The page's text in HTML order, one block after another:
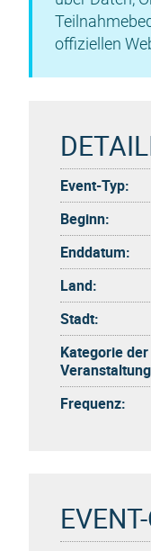
offiziellen
Event-Typ:
Beginn:
Enddatum:
Land:
Stadt:
Kategorie der
Frequenz: